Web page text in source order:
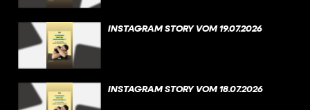
INSTAGRAM STORY VOM 19.07.2026
INSTAGRAM STORY VOM 18.07.2026